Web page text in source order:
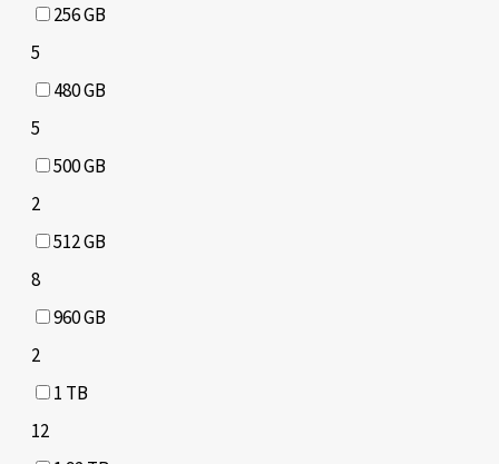
256 GB
5
480 GB
5
500 GB
2
512 GB
8
960 GB
2
1 TB
12